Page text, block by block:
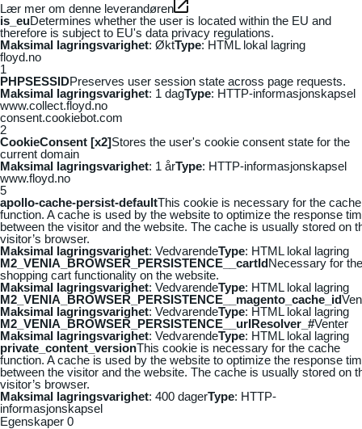
Lær mer om denne leverandøren
is_euDetermines whether the user is located within the EU and
therefore is subject to EU's data privacy regulations.
Maksimal lagringsvarighet: ØktType: HTML lokal lagring
floyd.no
1
PHPSESSIDPreserves user session state across page requests.
Maksimal lagringsvarighet: 1 dagType: HTTP-informasjonskapsel
www.collect.floyd.no
consent.cookiebot.com
2
CookieConsent [x2]Stores the user's cookie consent state for the
current domain
Maksimal lagringsvarighet: 1 årType: HTTP-informasjonskapsel
www.floyd.no
5
apollo-cache-persist-defaultThis cookie is necessary for the cache
function. A cache is used by the website to optimize the response
between the visitor and the website. The cache is usually stored on
visitor’s browser.
Maksimal lagringsvarighet: VedvarendeType: HTML lokal lagring
M2_VENIA_BROWSER_PERSISTENCE__cartIdNecessary for the
shopping cart functionality on the website.
Maksimal lagringsvarighet: VedvarendeType: HTML lokal lagring
M2_VENIA_BROWSER_PERSISTENCE__magento_cache_id
Maksimal lagringsvarighet: VedvarendeType: HTML lokal lagring
M2_VENIA_BROWSER_PERSISTENCE__urlResolver_#Venter
Maksimal lagringsvarighet: VedvarendeType: HTML lokal lagring
private_content_versionThis cookie is necessary for the cache
function. A cache is used by the website to optimize the response
between the visitor and the website. The cache is usually stored on
visitor’s browser.
Maksimal lagringsvarighet: 400 dagerType: HTTP-
informasjonskapsel
Egenskaper 0